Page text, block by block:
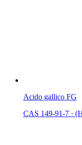
Acido gallico FG
CAS 149-91-7 ·